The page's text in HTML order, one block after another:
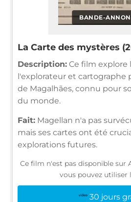
BANDE-
La Carte des mystères
Description: Ce film explore
l'explorateur et cartographe
de Magalhães, connu pour
du monde.
Fait: Magellan n'a pas
mais ses cartes ont été
explorations futures.
Ce film n'est pas disponible sur
vous pouvez utiliser
30 jours